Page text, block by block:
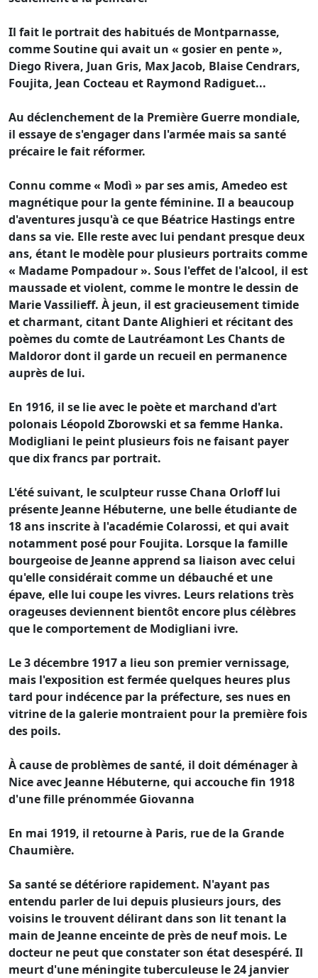
Il fait le portrait des habitués de Montparnasse,
comme Soutine qui avait un « gosier en pente »,
Diego Rivera, Juan Gris, Max Jacob, Blaise Cendrars,
Foujita, Jean Cocteau et Raymond Radiguet...
Au déclenchement de la Première Guerre mondiale,
il essaye de s'engager dans l'armée mais sa santé
précaire le fait réformer.
Connu comme « Modì » par ses amis, Amedeo est
magnétique pour la gente féminine. Il a beaucoup
d'aventures jusqu'à ce que Béatrice Hastings entre
dans sa vie. Elle reste avec lui pendant presque deux
ans, étant le modèle pour plusieurs portraits comme
« Madame Pompadour ». Sous l'effet de l'alcool, il est
maussade et violent, comme le montre le dessin de
Marie Vassilieff. À jeun, il est gracieusement timide
et charmant, citant Dante Alighieri et récitant des
poèmes du comte de Lautréamont Les Chants de
Maldoror dont il garde un recueil en permanence
auprès de lui.
En 1916, il se lie avec le poète et marchand d'art
polonais Léopold Zborowski et sa femme Hanka.
Modigliani le peint plusieurs fois ne faisant payer
que dix francs par portrait.
L'été suivant, le sculpteur russe Chana Orloff lui
présente Jeanne Hébuterne, une belle étudiante de
18 ans inscrite à l'académie Colarossi, et qui avait
notamment posé pour Foujita. Lorsque la famille
bourgeoise de Jeanne apprend sa liaison avec celui
qu'elle considérait comme un débauché et une
épave, elle lui coupe les vivres. Leurs relations très
orageuses deviennent bientôt encore plus célèbres
que le comportement de Modigliani ivre.
Le 3 décembre 1917 a lieu son premier vernissage,
mais l'exposition est fermée quelques heures plus
tard pour indécence par la préfecture, ses nues en
vitrine de la galerie montraient pour la première fois
des poils.
À cause de problèmes de santé, il doit déménager à
Nice avec Jeanne Hébuterne, qui accouche fin 1918
d'une fille prénommée Giovanna
En mai 1919, il retourne à Paris, rue de la Grande
Chaumière.
Sa santé se détériore rapidement. N'ayant pas
entendu parler de lui depuis plusieurs jours, des
voisins le trouvent délirant dans son lit tenant la
main de Jeanne enceinte de près de neuf mois. Le
docteur ne peut que constater son état desespéré. Il
meurt d'une méningite tuberculeuse le 24 janvier